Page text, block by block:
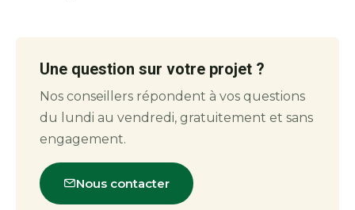
Une question sur votre projet ?
Nos conseillers répondent à vos questions
du lundi au vendredi, gratuitement et sans
engagement.
Nous contacter